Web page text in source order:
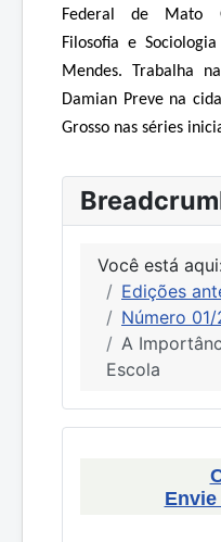
Federal de Mato
Filosofia e
Mendes. Trabalha
Damian Preve na
Grosso nas séries
Você está
Edições
Número 01/
A
Escola